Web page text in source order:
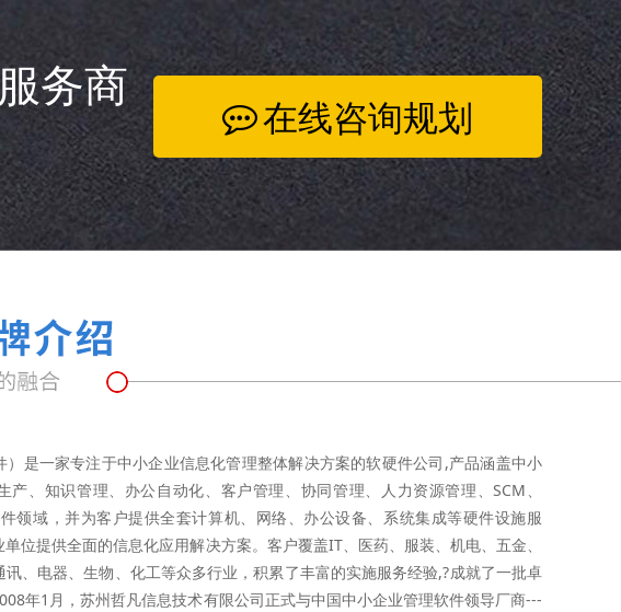
务商
在线咨询规划
）是一家专注于中小企业信息化管理整体解决方案的软硬件公司,产品涵盖中小
产、知识管理、办公自动化、客户管理、协同管理、人力资源管理、SCM、
领域，并为客户提供全套计算机、网络、办公设备、系统集成等硬件设施服
位提供全面的信息化应用解决方案。客户覆盖IT、医药、服装、机电、五金、
、电器、生物、化工等众多行业，积累了丰富的实施服务经验,?成就了一批卓
年1月，苏州哲凡信息技术有限公司正式与中国中小企业管理软件领导厂商---